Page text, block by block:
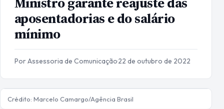
aposentadorias e do salário
mínimo
Por Assessoria de Comunicação·22 de outubro de 2022
Crédito: Marcelo Camargo/Agência Brasil